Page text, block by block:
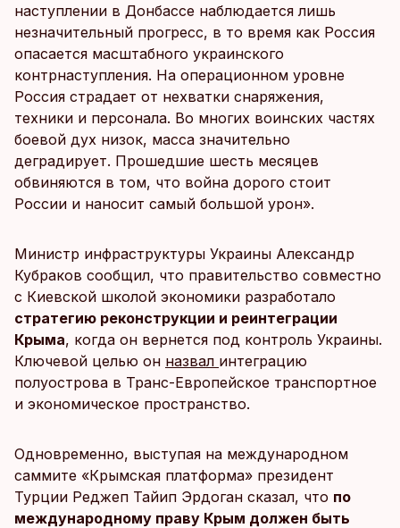
наступлении в Донбассе наблюдается лишь
незначительный прогресс, в то время как Россия
опасается масштабного украинского
контрнаступления. На операционном уровне
Россия страдает от нехватки снаряжения,
техники и персонала. Во многих воинских частях
боевой дух низок, масса значительно
деградирует. Прошедшие шесть месяцев
обвиняются в том, что война дорого стоит
России и наносит самый большой урон».
Министр инфраструктуры Украины Александр
Кубраков сообщил, что правительство совместно
с Киевской школой экономики разработало
стратегию реконструкции и реинтеграции
Крыма, когда он вернется под контроль Украины.
Ключевой целью он назвал интеграцию
полуострова в Транс-Европейское транспортное
и экономическое пространство.
Одновременно, выступая на международном
саммите «Крымская платформа» президент
Турции Реджеп Тайип Эрдоган сказал, что по
международному праву Крым должен быть